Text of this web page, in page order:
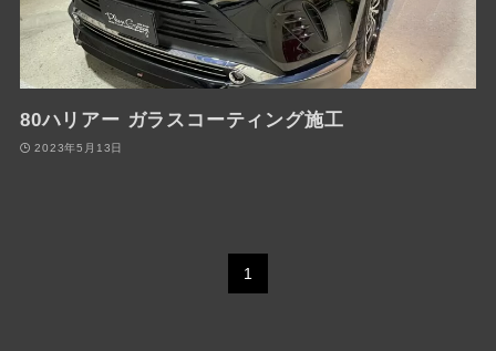
80ハリアー ガラスコーティング施工
2023年5月13日
1